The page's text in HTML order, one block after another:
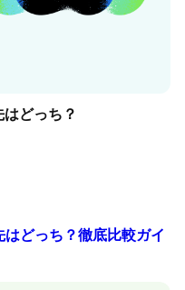
どっち？
どっち？徹底比較ガイ